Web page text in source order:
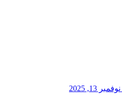
نوفمبر 13, 2025